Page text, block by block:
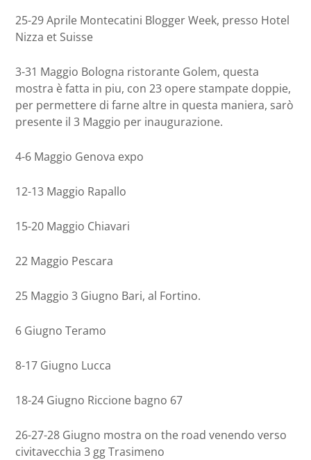
25-29 Aprile Montecatini Blogger Week, presso Hotel
Nizza et Suisse
3-31 Maggio Bologna ristorante Golem, questa
mostra è fatta in piu, con 23 opere stampate doppie,
per permettere di farne altre in questa maniera, sarò
presente il 3 Maggio per inaugurazione.
4-6 Maggio Genova expo
12-13 Maggio Rapallo
15-20 Maggio Chiavari
22 Maggio Pescara
25 Maggio 3 Giugno Bari, al Fortino.
6 Giugno Teramo
8-17 Giugno Lucca
18-24 Giugno Riccione bagno 67
26-27-28 Giugno mostra on the road venendo verso
civitavecchia 3 gg Trasimeno